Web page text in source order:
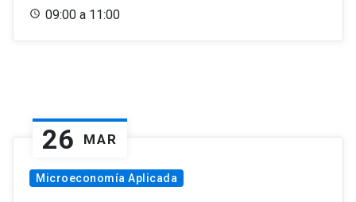
09:00 a 11:00
26 MAR
Microeconomía Aplicada